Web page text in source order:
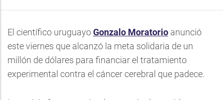
El científico uruguayoGonzalo Moratorio anunció
este viernes que alcanzó la meta solidaria de un
millón de dólares para financiar el tratamiento
experimental contra el cáncer cerebral que padece.